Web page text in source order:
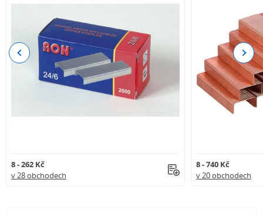
8 - 262 Kč
v 28 obchodech
8 - 740 Kč
v 20 obchodech
Previous Next